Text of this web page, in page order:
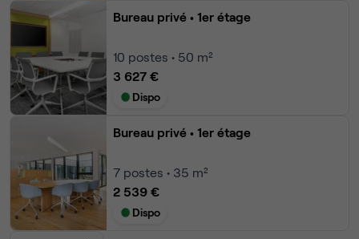
Bureau privé • 1er étage
10 postes • 50 m²
3 627 €
Dispo
Bureau privé • 1er étage
7 postes • 35 m²
2 539 €
Dispo